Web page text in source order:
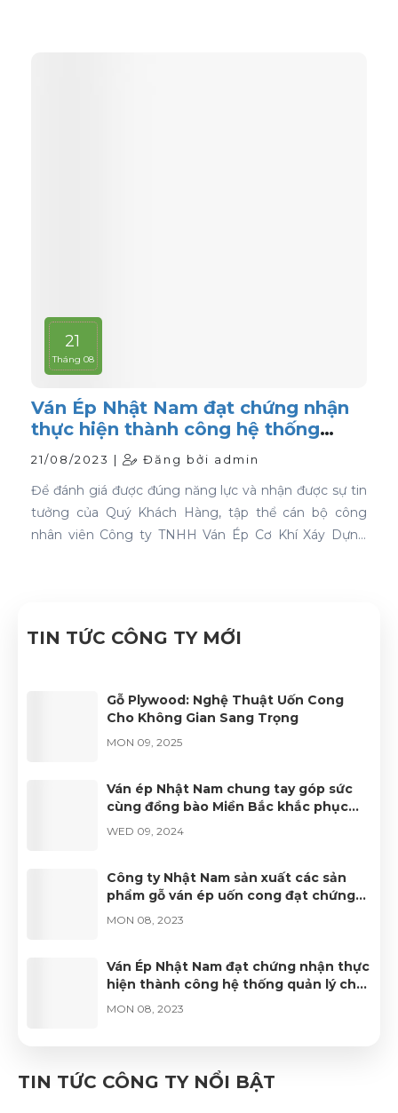
21
Tháng 08
Ván Ép Nhật Nam đạt chứng nhận
thực hiện thành công hệ thống
quản lý chất lượng ISO 9001:2015
21/08/2023 | Đăng bởi admin
Để đánh giá được đúng năng lực và nhận được sự tin
tưởng của Quý Khách Hàng, tập thể cán bộ công
nhân viên Công ty TNHH Ván Ép Cơ Khí Xáy Dựng
TIN TỨC CÔNG TY MỚI
Gỗ Plywood: Nghệ Thuật Uốn Cong
Cho Không Gian Sang Trọng
MON 09, 2025
Ván ép Nhật Nam chung tay góp sức
cùng đồng bào Miền Bắc khắc phục
khó khăn, vượt qua lũ bão
WED 09, 2024
Công ty Nhật Nam sản xuất các sản
phẩm gỗ ván ép uốn cong đạt chứng
nhận FSC
MON 08, 2023
Ván Ép Nhật Nam đạt chứng nhận thực
hiện thành công hệ thống quản lý chất
lượng ISO 9001:2015
MON 08, 2023
phẩm công nghiệp nông thôn tiêu
biểu năm 2022
TIN TỨC CÔNG TY NỔI BẬT